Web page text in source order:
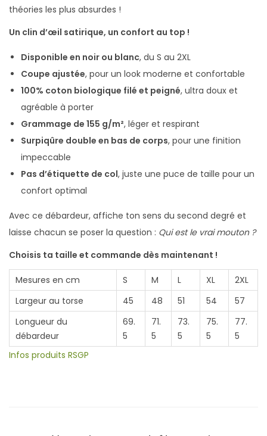
m
i
o
M
o
u
t
o
n
théories les plus absurdes !
Un clin d’œil satirique, un confort au top !
Disponible en noir ou blanc, du S au 2XL
Coupe ajustée, pour un look moderne et confortable
100% coton biologique filé et peigné, ultra doux et
agréable à porter
Grammage de 155 g/m², léger et respirant
Surpiqûre double en bas de corps, pour une finition
impeccable
Pas d’étiquette de col, juste une puce de taille pour un
confort optimal
Avec ce débardeur, affiche ton sens du second degré et
laisse chacun se poser la question : Qui est le vrai mouton ?
Choisis ta taille et commande dès maintenant !
Mesures en cm S M L XL
2XL
Largeur au torse
45 48 51 54
57
Longueur du
débardeur
69.
5
71.
5
73.
5
75.
5
77.
5
Infos produits RSGP